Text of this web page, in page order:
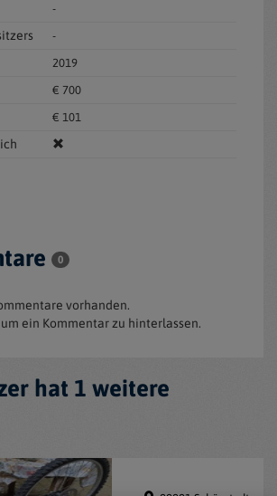
-
-
2019
€ 700
€ 101
0
vorhanden.
ein Kommentar zu hinterlassen.
hat 1 weitere